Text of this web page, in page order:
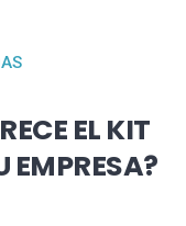
EL KIT
EMPRESA?